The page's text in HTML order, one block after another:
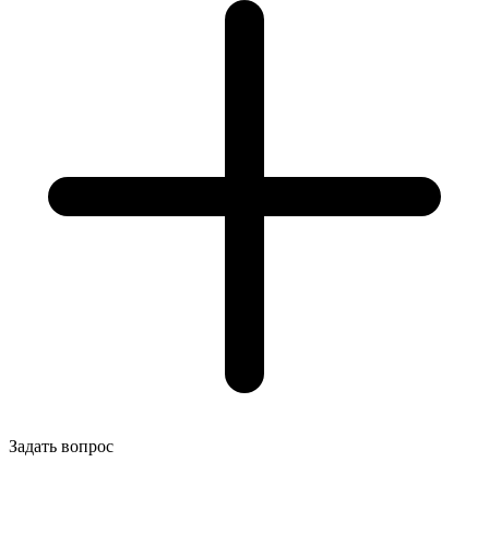
Задать вопрос